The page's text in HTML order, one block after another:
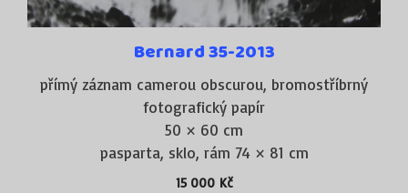
Bernard 35-2013
přímý záznam camerou obscurou, bromostříbrný
fotografický papír
50 × 60 cm
pasparta, sklo, rám 74 × 81 cm
15 000 Kč